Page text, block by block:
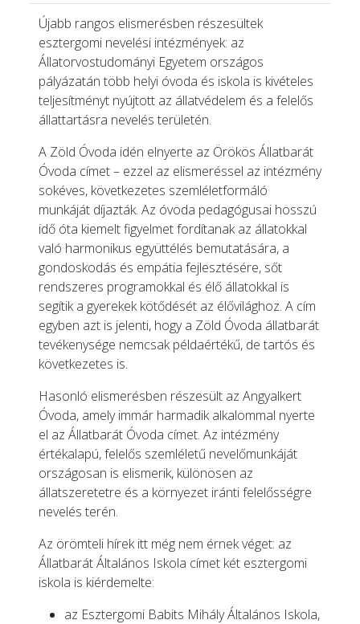
Újabb rangos elismerésben részesültek
esztergomi nevelési intézmények: az
Állatorvostudományi Egyetem országos
pályázatán több helyi óvoda és iskola is kivételes
teljesítményt nyújtott az állatvédelem és a felelős
állattartásra nevelés területén.
A Zöld Óvoda idén elnyerte az Örökös Állatbarát
Óvoda címet – ezzel az elismeréssel az intézmény
sokéves, következetes szemléletformáló
munkáját díjazták. Az óvoda pedagógusai hosszú
idő óta kiemelt figyelmet fordítanak az állatokkal
való harmonikus együttélés bemutatására, a
gondoskodás és empátia fejlesztésére, sőt
rendszeres programokkal és élő állatokkal is
segítik a gyerekek kötődését az élővilághoz. A cím
egyben azt is jelenti, hogy a Zöld Óvoda állatbarát
tevékenysége nemcsak példaértékű, de tartós és
következetes is.
Hasonló elismerésben részesült az Angyalkert
Óvoda, amely immár harmadik alkalommal nyerte
el az Állatbarát Óvoda címet. Az intézmény
értékalapú, felelős szemléletű nevelőmunkáját
országosan is elismerik, különösen az
állatszeretetre és a környezet iránti felelősségre
nevelés terén.
Az örömteli hírek itt még nem érnek véget: az
Állatbarát Általános Iskola címet két esztergomi
iskola is kiérdemelte:
az Esztergomi Babits Mihály Általános Iskola,